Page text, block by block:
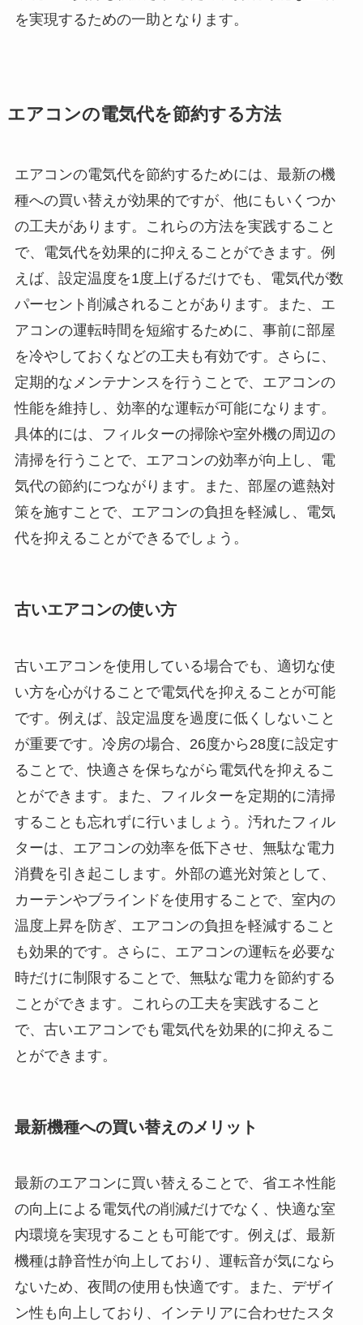
を実現するための一助となります。
エアコンの電気代を節約する方法
エアコンの電気代を節約するためには、最新の機
種への買い替えが効果的ですが、他にもいくつか
の工夫があります。これらの方法を実践すること
で、電気代を効果的に抑えることができます。例
えば、設定温度を1度上げるだけでも、電気代が数
パーセント削減されることがあります。また、エ
アコンの運転時間を短縮するために、事前に部屋
を冷やしておくなどの工夫も有効です。さらに、
定期的なメンテナンスを行うことで、エアコンの
性能を維持し、効率的な運転が可能になります。
具体的には、フィルターの掃除や室外機の周辺の
清掃を行うことで、エアコンの効率が向上し、電
気代の節約につながります。また、部屋の遮熱対
策を施すことで、エアコンの負担を軽減し、電気
代を抑えることができるでしょう。
古いエアコンの使い方
古いエアコンを使用している場合でも、適切な使
い方を心がけることで電気代を抑えることが可能
です。例えば、設定温度を過度に低くしないこと
が重要です。冷房の場合、26度から28度に設定す
ることで、快適さを保ちながら電気代を抑えるこ
とができます。また、フィルターを定期的に清掃
することも忘れずに行いましょう。汚れたフィル
ターは、エアコンの効率を低下させ、無駄な電力
消費を引き起こします。外部の遮光対策として、
カーテンやブラインドを使用することで、室内の
温度上昇を防ぎ、エアコンの負担を軽減すること
も効果的です。さらに、エアコンの運転を必要な
時だけに制限することで、無駄な電力を節約する
ことができます。これらの工夫を実践すること
で、古いエアコンでも電気代を効果的に抑えるこ
とができます。
最新機種への買い替えのメリット
最新のエアコンに買い替えることで、省エネ性能
の向上による電気代の削減だけでなく、快適な室
内環境を実現することも可能です。例えば、最新
機種は静音性が向上しており、運転音が気になら
ないため、夜間の使用も快適です。また、デザイ
ン性も向上しており、インテリアに合わせたスタ